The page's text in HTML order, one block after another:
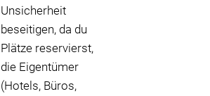
Unsicherheit
beseitigen, da du
Plätze reservierst,
die Eigentümer
(Hotels, Büros,